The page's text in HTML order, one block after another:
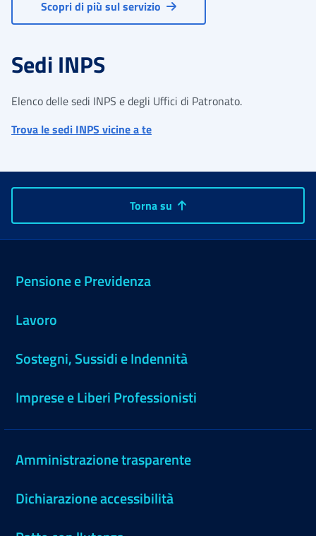
Scopri di più sul servizio
Sedi INPS
Elenco delle sedi INPS e degli Uffici di Patronato.
Trova le sedi INPS vicine a te
Torna su
Pensione e Previdenza
Lavoro
Sostegni, Sussidi e Indennità
Imprese e Liberi Professionisti
Amministrazione trasparente
Dichiarazione accessibilità